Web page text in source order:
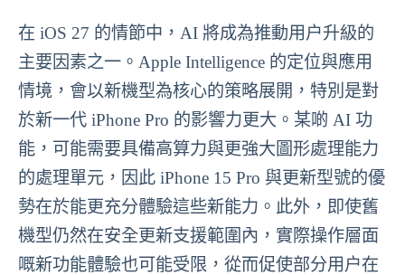
在 iOS 27 的情節中，AI 將成為推動用户升級的
主要因素之一。Apple Intelligence 的定位與應用
情境，會以新機型為核心的策略展開，特別是對
於新一代 iPhone Pro 的影響力更大。某啲 AI 功
能，可能需要具備高算力與更強大圖形處理能力
的處理單元，因此 iPhone 15 Pro 與更新型號的優
勢在於能更充分體驗這些新能力。此外，即使舊
機型仍然在安全更新支援範圍內，實際操作層面
嘅新功能體驗也可能受限，從而促使部分用户在